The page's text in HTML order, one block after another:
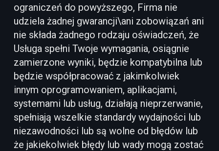
ograniczeń do powyższego, Firma nie
udziela żadnej gwarancji\ani zobowiązań ani
nie składa żadnego rodzaju oświadczeń, że
Usługa spełni Twoje wymagania, osiągnie
zamierzone wyniki, będzie kompatybilna lub
będzie współpracować z jakimkolwiek
innym oprogramowaniem, aplikacjami,
systemami lub usług, działają nieprzerwanie,
spełniają wszelkie standardy wydajności lub
niezawodności lub są wolne od błędów lub
że jakiekolwiek błędy lub wady mogą zostać